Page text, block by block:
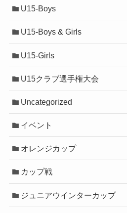
U15-Boys
U15-Boys & Girls
U15-Girls
U15クラブ選手権大会
Uncategorized
イベント
オレンジカップ
カップ戦
ジュニアウインターカップ